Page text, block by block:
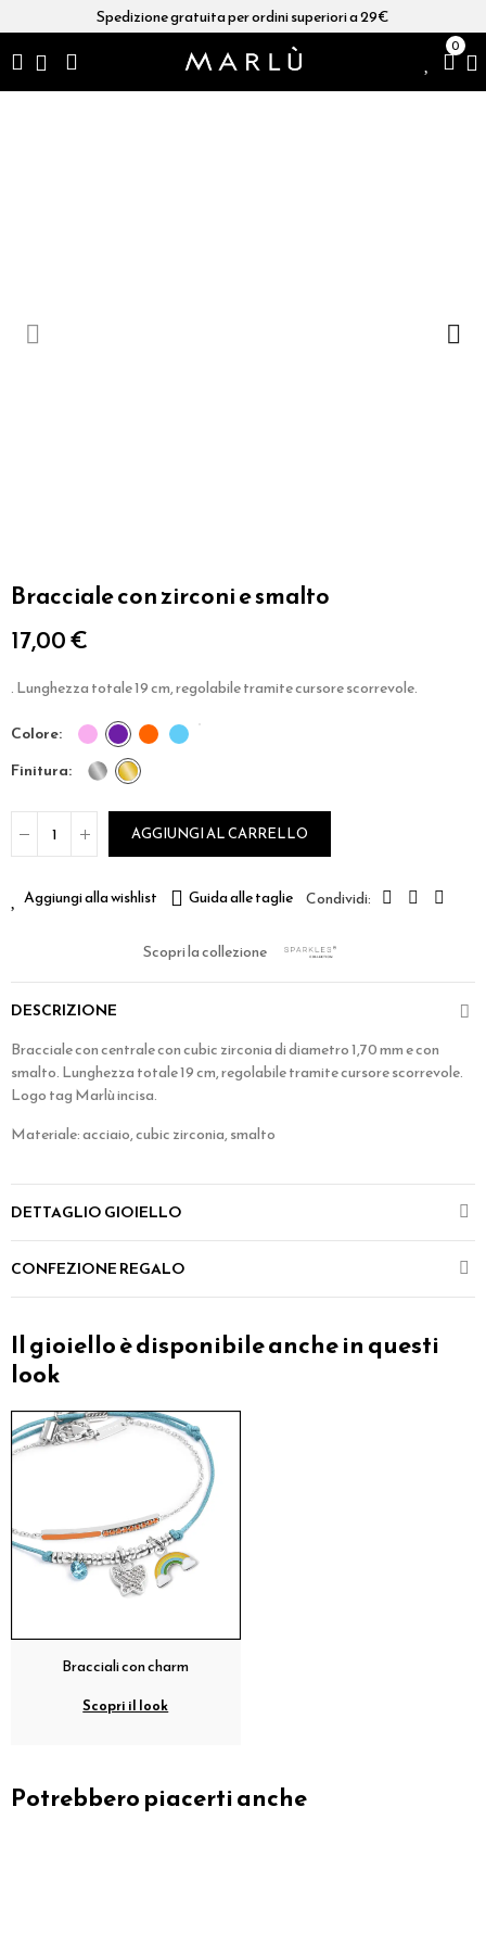
Spedizione gratuita per ordini superiori a 29€
0
Bracciale con zirconi e smalto
17,00 €
. Lunghezza totale 19 cm, regolabile tramite cursore scorrevole.
colore
finitura
AGGIUNGI AL CARRELLO
Aggiungi alla wishlist Guida alle taglie
Scopri la collezione
DESCRIZIONE
Bracciale con centrale con cubic zirconia di diametro 1,70 mm e con
smalto. Lunghezza totale 19 cm, regolabile tramite cursore scorrevole.
Logo tag Marlù incisa.
Materiale: acciaio, cubic zirconia, smalto
DETTAGLIO GIOIELLO
CONFEZIONE REGALO
Il gioiello è disponibile anche in questi
look
Bracciali con charm
Scopri il look
Potrebbero piacerti anche